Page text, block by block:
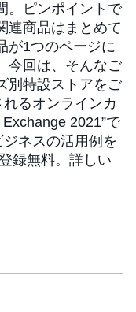
。ピンポイントで
連商品はまとめて
が1つのページに
今回は、そんなご
別特設ストアをご
るオンラインカ
2021”で
ネスの活用例を
録無料。詳しい